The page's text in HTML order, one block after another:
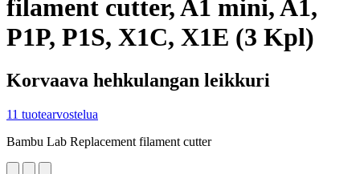
filament cutter, A1 mini, A1,
P1P, P1S, X1C, X1E (3 Kpl)
Korvaava hehkulangan leikkuri
11 tuotearvostelua
Bambu Lab Replacement filament cutter